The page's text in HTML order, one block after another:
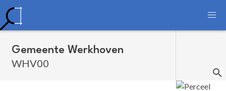
Gemeente Werkhoven
WHV00